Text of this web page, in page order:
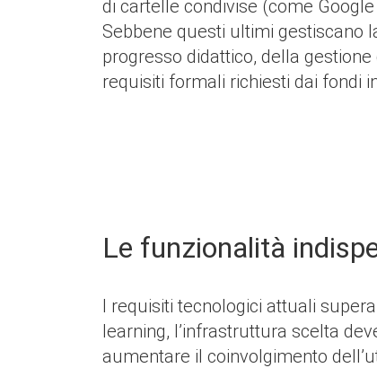
di cartelle condivise (come
Sebbene questi ultimi gestiscano
progresso didattico, della
requisiti formali richiesti dai fondi
Le funzionalità
I requisiti tecnologici attuali
learning, l’infrastruttura scelta
aumentare il coinvolgimento